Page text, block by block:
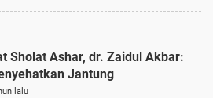
Sholat Ashar, dr. Zaidul Akbar:
Jantung
lalu